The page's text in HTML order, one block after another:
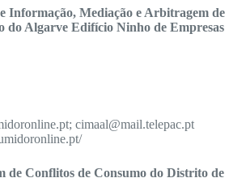
Mediação e Arbitragem de
do Algarve Edifício Ninho de Empresas
cimaal@mail.telepac.pt
de Conflitos de Consumo do Distrito de